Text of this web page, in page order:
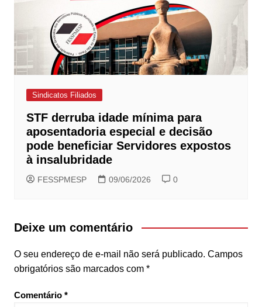
Sindicatos Filiados
STF derruba idade mínima para
aposentadoria especial e decisão
pode beneficiar Servidores expostos
à insalubridade
FESSPMESP 09/06/2026 0
Deixe um comentário
O seu endereço de e-mail não será publicado. Campos
obrigatórios são marcados com *
Comentário *